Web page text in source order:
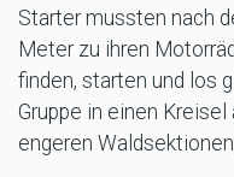
Starter mussten nach
Meter zu ihren
finden, starten und los
Gruppe in einen
engeren Waldsektionen